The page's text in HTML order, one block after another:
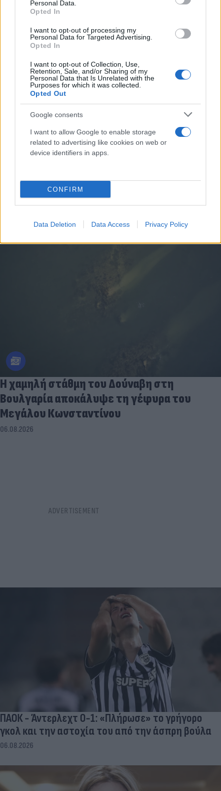
Personal Data.
Opted In
I want to opt-out of processing my
Personal Data for Targeted Advertising.
Opted In
I want to opt-out of Collection, Use,
Retention, Sale, and/or Sharing of my
Personal Data that Is Unrelated with the
Purposes for which it was collected.
Opted Out
Google consents
I want to allow Google to enable storage
related to advertising like cookies on web or
device identifiers in apps.
CONFIRM
Data Deletion Data Access Privacy Policy
FLASH FOCUS
Η χαμηλή στάθμη του Δούναβη στη
Βουλγαρία αποκάλυψε τη γέφυρα του
Μεγάλου Κωνσταντίνου
06.08.2026
ΠΑΟΚ - Άντερλεχτ 0-1: «Πλήρωσε» το γρήγορο
γκολ και την αστοχία του από την άσπρη βούλα
06.08.2026